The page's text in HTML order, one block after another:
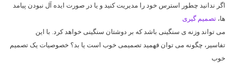
اگر ندانید چطور استرس خود را مدیریت کنید و یا در صورت ایده آل نبودن پیامد
ها، تصمیم گیری
می تواند وزنه ی سنگینی باشد که بر دوشتان سنگینی خواهد کرد. با این
تفاسیر، چگونه می توان فهمید تصمیمی خوب است یا بد؟ خصوصیات یک تصمیم
خوب